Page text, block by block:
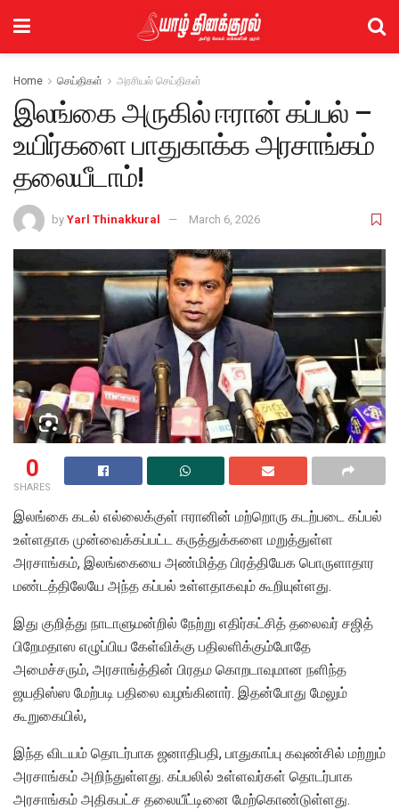
Home செய்திகள் அரசியல் செய்திகள்
இலங்கை அருகில் ஈரான் கப்பல் –
உயிர்களை பாதுகாக்க அரசாங்கம்
தலையீடாம்!
by Yarl Thinakkural March 6, 2026
0
SHARES
இலங்கை கடல் எல்லைக்குள் ஈரானின் மற்றொரு கடற்படை கப்பல்
உள்ளதாக முன்வைக்கப்பட்ட கருத்துக்களை மறுத்துள்ள
அரசாங்கம், இலங்கையை அண்மித்த பிரத்தியேக பொருளாதார
மண்டத்திலேயே அந்த கப்பல் உள்ளதாகவும் கூறியுள்ளது.
இது குறித்து நாடாளுமன்றில் நேற்று எதிர்கட்சித் தலைவர் சஜித்
பிறேமதாஸ எழுப்பிய கேள்விக்கு பதிலளிக்கும்போதே
அமைச்சரும், அரசாங்த்தின் பிரதம கொறடாவுமான நளிந்த
ஜயதிஸ்ஸ மேற்படி பதிலை வழங்கினார். இதன்போது மேலும்
கூறுகையில்,
இந்த விடயம் தொடர்பாக ஜனாதிபதி, பாதுகாப்பு கவுண்சில் மற்றும்
அரசாங்கம் அறிந்துள்ளது. கப்பலில் உள்ளவர்கள் தொடர்பாக
அரசாங்கம் அதிகபட்ச தலையீட்டினை மேற்கொண்டுள்ளது.